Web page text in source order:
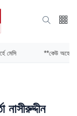
**কেউ অহেতুক
নাসীরুদ্দীন